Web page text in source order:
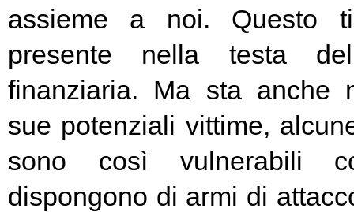
assieme a noi. Questo
presente nella testa
finanziaria. Ma sta anche
sue potenziali vittime,
sono così vulnerabili
dispongono di armi di